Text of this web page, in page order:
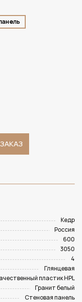
Кедр
Россия
600
3050
4
Глянцевая
пластик HPL
Гранит белый
Стеновая панель